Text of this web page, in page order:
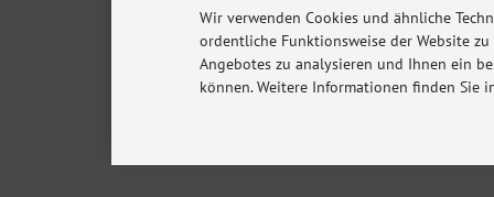
Kindersitze, Babybettchen
Alle Preise inkl. gesetzl. MwSt. zzgl.
* Gilt für Lieferungen
©
Wir verwenden Cookies und ähnliche
ordentliche Funktionsweise der Website
Angebotes zu analysieren und Ihnen ein
können. Weitere Informationen finden Sie